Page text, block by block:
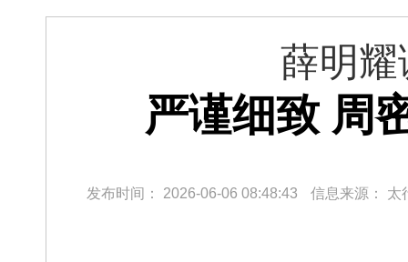
薛明
严谨细致 周
发布时间： 2026-06-06 08:48:43 信息来源： 太